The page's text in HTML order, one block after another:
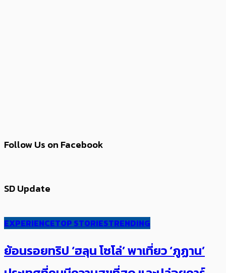
Follow Us on Facebook
SD Update
EXPERIENCETOP STORIESTRENDING
ย้อนรอยทริป ‘ฮลุน โซโล่’ ​​พาเที่ยว ‘ภูฏาน’